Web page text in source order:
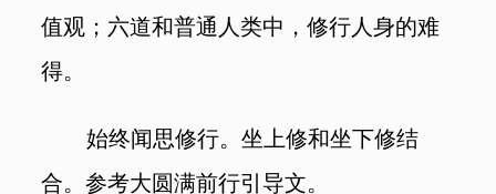
值观；六道和普通人类中，修行人身的难
得。
始终闻思修行。坐上修和坐下修结
合。参考大圆满前行引导文。